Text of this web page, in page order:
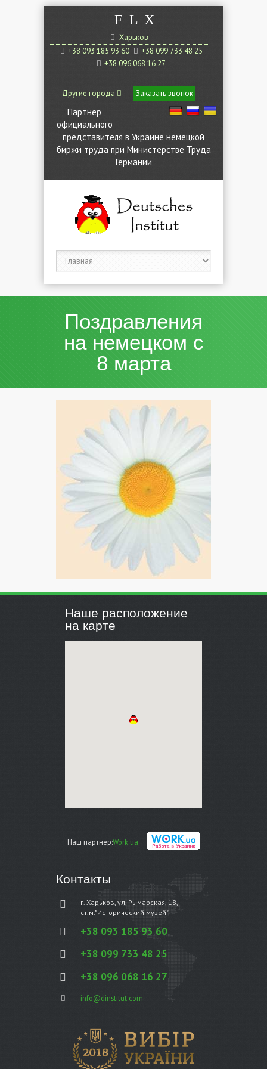
F L X
Харьков
+38 093 185 93 60
+38 099 733 48 25
+38 096 068 16 27
Другие города Заказать звонок
Партнер
официального
представителя в Украине немецкой
биржи труда при Министерстве Труда
Германии
Поздравления
на немецком с
8 марта
Наше расположение
на карте
Наш партнер:Work.ua
Контакты
г. Харьков, ул. Рымарская, 18,
ст.м."Исторический музей"
+38 093 185 93 60
+38 099 733 48 25
+38 096 068 16 27
info@dinstitut.com